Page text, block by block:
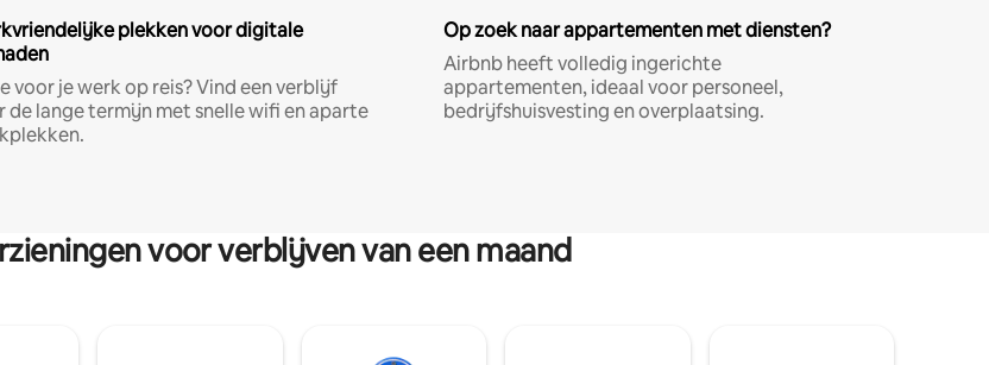
plekken voor digitale
voor je werk op reis? Vind een verblijf
de lange termijn met snelle wifi en aparte
Op zoek naar appartementen met diensten?
Airbnb heeft volledig ingerichte
appartementen, ideaal voor personeel,
bedrijfshuisvesting en overplaatsing.
voor verblijven van een maand